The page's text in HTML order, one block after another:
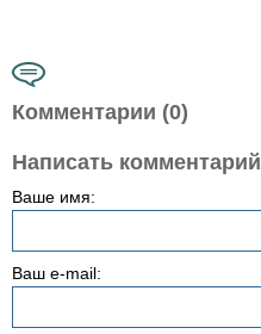
Комментарии (0)
Написать комментарий
Ваше имя:
Ваш e-mail: